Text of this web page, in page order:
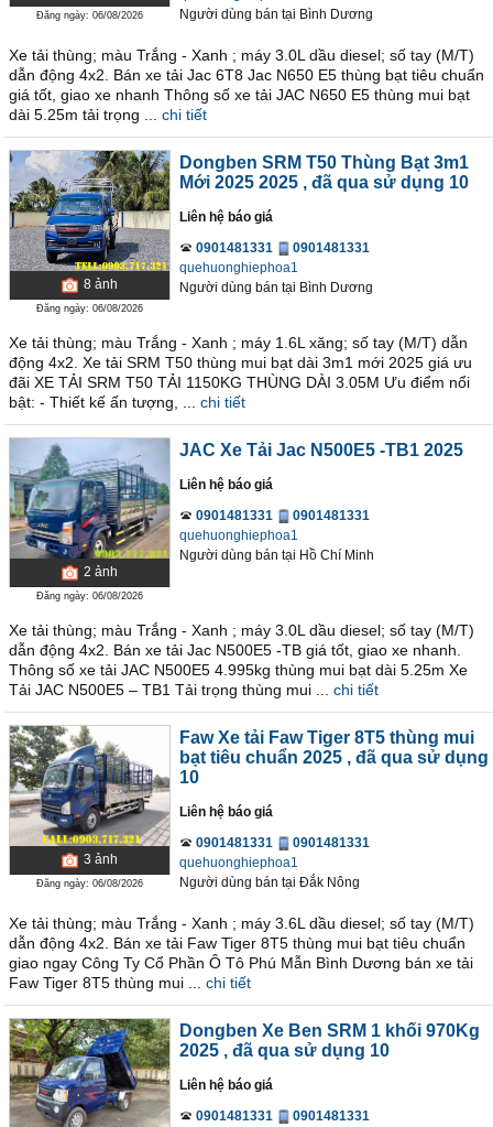
Đăng ngày: 06/08/2026
Người dùng bán tại Bình Dương
Xe tải thùng; màu Trắng - Xanh ; máy 3.0L dầu diesel; số tay (M/T)
dẫn động 4x2. Bán xe tải Jac 6T8 Jac N650 E5 thùng bạt tiêu chuẩn
giá tốt, giao xe nhanh Thông số xe tải JAC N650 E5 thùng mui bạt
dài 5.25m tải trọng ...
chi tiết
8 ảnh
Đăng ngày: 06/08/2026
Dongben SRM T50 Thùng Bạt 3m1
Mới 2025 2025 , đã qua sử dụng 10
Liên hệ báo giá
0901481331
0901481331
quehuonghiephoa1
Người dùng bán tại Bình Dương
Xe tải thùng; màu Trắng - Xanh ; máy 1.6L xăng; số tay (M/T) dẫn
động 4x2. Xe tải SRM T50 thùng mui bạt dài 3m1 mới 2025 giá ưu
đãi XE TẢI SRM T50 TẢI 1150KG THÙNG DÀI 3.05M Ưu điểm nổi
bật: - Thiết kế ấn tượng, ...
chi tiết
2 ảnh
Đăng ngày: 06/08/2026
JAC Xe Tải Jac N500E5 -TB1 2025
Liên hệ báo giá
0901481331
0901481331
quehuonghiephoa1
Người dùng bán tại Hồ Chí Minh
Xe tải thùng; màu Trắng - Xanh ; máy 3.0L dầu diesel; số tay (M/T)
dẫn động 4x2. Bán xe tải Jac N500E5 -TB giá tốt, giao xe nhanh.
Thông số xe tải JAC N500E5 4.995kg thùng mui bạt dài 5.25m Xe
Tải JAC N500E5 – TB1 Tải trọng thùng mui ...
chi tiết
3 ảnh
Đăng ngày: 06/08/2026
Faw Xe tải Faw Tiger 8T5 thùng mui
bạt tiêu chuẩn 2025 , đã qua sử dụng
10
Liên hệ báo giá
0901481331
0901481331
quehuonghiephoa1
Người dùng bán tại Ðắk Nông
Xe tải thùng; màu Trắng - Xanh ; máy 3.6L dầu diesel; số tay (M/T)
dẫn động 4x2. Bán xe tải Faw Tiger 8T5 thùng mui bạt tiêu chuẩn
giao ngay Công Ty Cổ Phần Ô Tô Phú Mẫn Bình Dương bán xe tải
Faw Tiger 8T5 thùng mui ...
chi tiết
Dongben Xe Ben SRM 1 khối 970Kg
2025 , đã qua sử dụng 10
Liên hệ báo giá
0901481331
0901481331